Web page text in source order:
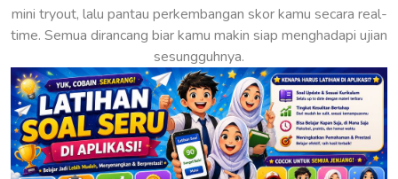
mini tryout, lalu pantau perkembangan skor kamu secara real-
time. Semua dirancang biar kamu makin siap menghadapi ujian
sesungguhnya.